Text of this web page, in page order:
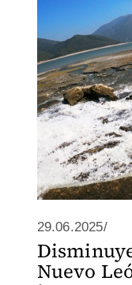
29.06.2025/
Nuevo